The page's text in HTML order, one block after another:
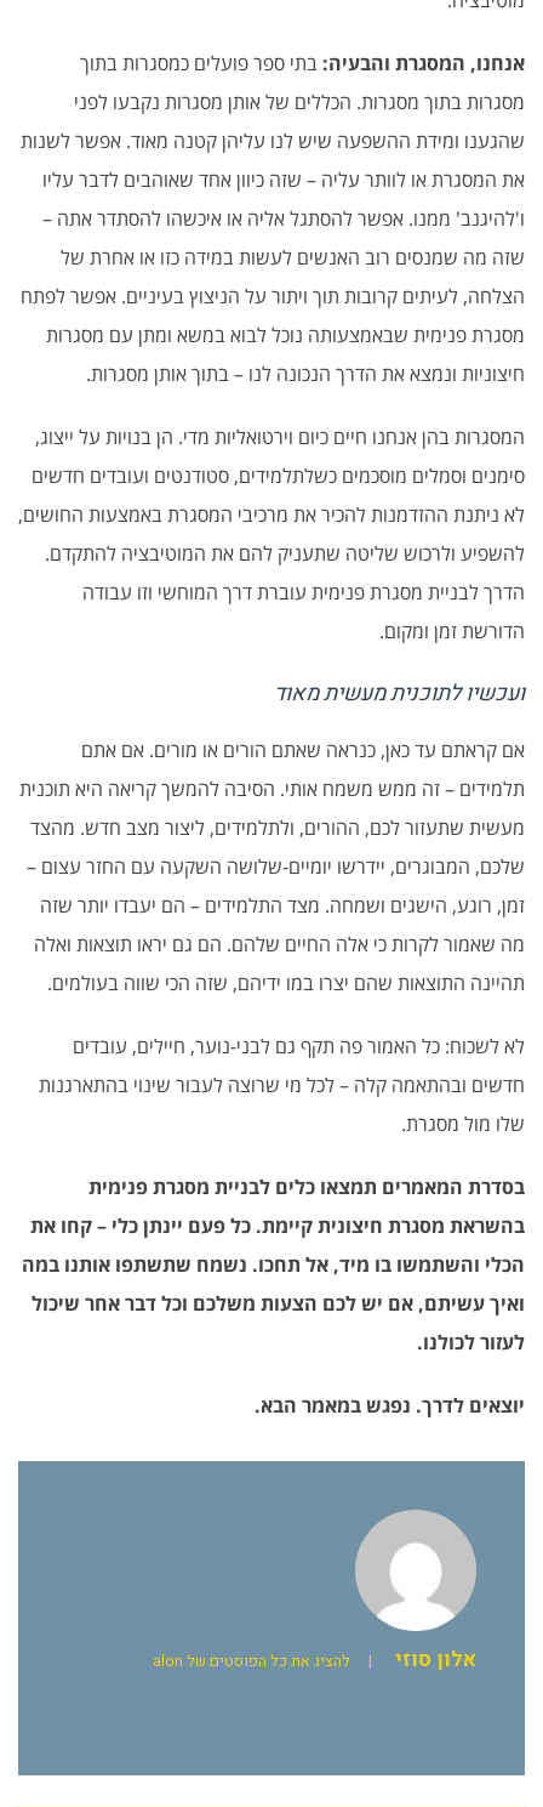
אנחנו, המסגרת והבעיה: בתי ספר פועלים כמסגרות בתוך
מסגרות בתוך מסגרות. הכללים של אותן מסגרות נקבעו לפני
שהגענו ומידת ההשפעה שיש לנו עליהן קטנה מאוד. אפשר לשנות
את המסגרת או לוותר עליה – שזה כיוון אחד שאוהבים לדבר עליו
ו'להיגנב' ממנו. אפשר להסתגל אליה או איכשהו להסתדר אתה –
שזה מה שמנסים רוב האנשים לעשות במידה כזו או אחרת של
הצלחה, לעיתים קרובות תוך ויתור על הניצוץ בעיניים. אפשר לפתח
מסגרת פנימית שבאמצעותה נוכל לבוא במשא ומתן עם מסגרות
חיצוניות ונמצא את הדרך הנכונה לנו – בתוך אותן מסגרות.
המסגרות בהן אנחנו חיים כיום וירטואליות מדי. הן בנויות על ייצוג,
סימנים וסמלים מוסכמים כשלתלמידים, סטודנטים ועובדים חדשים
לא ניתנת ההזדמנות להכיר את מרכיבי המסגרת באמצעות החושים,
להשפיע ולרכוש שליטה שתעניק להם את המוטיבציה להתקדם.
הדרך לבניית מסגרת פנימית עוברת דרך המוחשי וזו עבודה
הדורשת זמן ומקום.
ועכשיו לתוכנית מעשית מאוד
אם קראתם עד כאן, כנראה שאתם הורים או מורים. אם אתם
תלמידים – זה ממש משמח אותי. הסיבה להמשך קריאה היא תוכנית
מעשית שתעזור לכם, ההורים, ולתלמידים, ליצור מצב חדש. מהצד
שלכם, המבוגרים, יידרשו יומיים-שלושה השקעה עם החזר עצום –
זמן, רוגע, הישגים ושמחה. מצד התלמידים – הם יעבדו יותר שזה
מה שאמור לקרות כי אלה החיים שלהם. הם גם יראו תוצאות ואלה
תהיינה התוצאות שהם יצרו במו ידיהם, שזה הכי שווה בעולמים.
לא לשכוח: כל האמור פה תקף גם לבני-נוער, חיילים, עובדים
חדשים ובהתאמה קלה – לכל מי שרוצה לעבור שינוי בהתארגנות
שלו מול מסגרת.
בסדרת המאמרים תמצאו כלים לבניית מסגרת פנימית
בהשראת מסגרת חיצונית קיימת. כל פעם יינתן כלי – קחו את
הכלי והשתמשו בו מיד, אל תחכו. נשמח שתשתפו אותנו במה
ואיך עשיתם, אם יש לכם הצעות משלכם וכל דבר אחר שיכול
לעזור לכולנו.
יוצאים לדרך. נפגש במאמר הבא.
אלון סוזי | להציג את כל הפוסטים של alon